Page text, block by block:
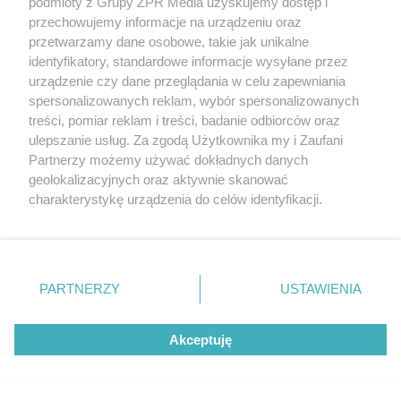
NOC PERSEIDÓW 2026
Kosmiczny spektakl nad Śląskiem. Tutaj
przechowujemy informacje na urządzeniu oraz
przetwarzamy dane osobowe, takie jak unikalne
identyfikatory, standardowe informacje wysyłane przez
urządzenie czy dane przeglądania w celu zapewniania
spersonalizowanych reklam, wybór spersonalizowanych
treści, pomiar reklam i treści, badanie odbiorców oraz
ulepszanie usług. Za zgodą Użytkownika my i Zaufani
Partnerzy możemy używać dokładnych danych
geolokalizacyjnych oraz aktywnie skanować
charakterystykę urządzenia do celów identyfikacji.
zmienić/wycofać klikając przycisk ustawień prywatności
znajdujący się w lewym dolnym rogu strony
rodzaje przetwarzania danych nie wymagają zgody
użytkownika, ale masz prawo sprzeciwić się takiemu
przetwarzaniu. Preferencje będą miały zastosowanie tylko
PARTNERZY USTAWIENIA
Akceptuję